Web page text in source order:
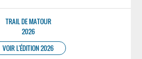
TRAIL DE MATOUR
2026
VOIR L'ÉDITION 2026